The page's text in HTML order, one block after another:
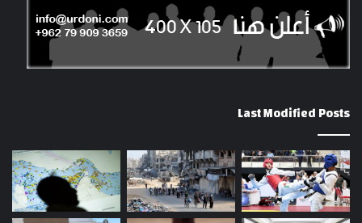
Last Modified Posts